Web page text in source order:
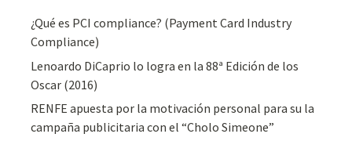
¿Qué es PCI compliance? (Payment Card Industry
Compliance)
Lenoardo DiCaprio lo logra en la 88ª Edición de los
Oscar (2016)
RENFE apuesta por la motivación personal para su la
campaña publicitaria con el “Cholo Simeone”